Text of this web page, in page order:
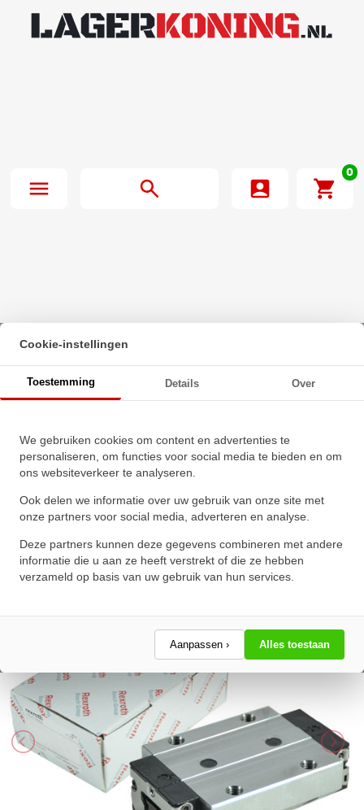
0
Beginpagina·
Bosch Rexroth Kogelwagen Super Koolstofstaal KWD-
015-FKS-C0-H-1 Zonder Kogelketting - SS
Cookie-instellingen
Toestemming Details Over
We gebruiken cookies om content en advertenties te
personaliseren, om functies voor social media te bieden en om
ons websiteverkeer te analyseren.
Ook delen we informatie over uw gebruik van onze site met
onze partners voor social media, adverteren en analyse.
Deze partners kunnen deze gegevens combineren met andere
informatie die u aan ze heeft verstrekt of die ze hebben
verzameld op basis van uw gebruik van hun services.
Aanpassen › Alles toestaan
Bosch Rexroth Kogelwagen
Super Koolstofstaal KWD-015-
FKS-C0-H-1 Zonder Kogelketting
- SS
★★★★★
★★★★★
Schrijf een review!